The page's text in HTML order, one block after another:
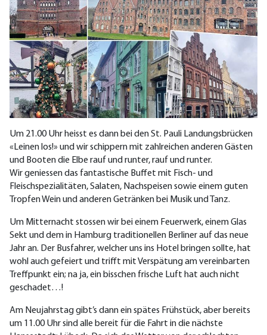
Um 21.00 Uhr heisst es dann bei den St. Pauli Landungsbrücken
«Leinen los!» und wir schippern mit zahlreichen anderen Gästen
und Booten die Elbe rauf und runter, rauf und runter.
Wir geniessen das fantastische Buffet mit Fisch- und
Fleischspezialitäten, Salaten, Nachspeisen sowie einem guten
Tropfen Wein und anderen Getränken bei Musik und Tanz.
Um Mitternacht stossen wir bei einem Feuerwerk, einem Glas
Sekt und dem in Hamburg traditionellen Berliner auf das neue
Jahr an. Der Busfahrer, welcher uns ins Hotel bringen sollte, hat
wohl auch gefeiert und trifft mit Verspätung am vereinbarten
Treffpunkt ein; na ja, ein bisschen frische Luft hat auch nicht
geschadet…!
Am Neujahrstag gibt’s dann ein spätes Frühstück, aber bereits
um 11.00 Uhr sind alle bereit für die Fahrt in die nächste